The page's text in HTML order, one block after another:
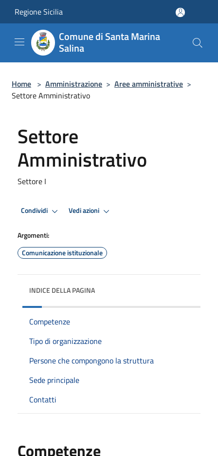
Regione Sicilia
Comune di Santa Marina
Salina
Home > Amministrazione > Aree amministrative >
Settore Amministrativo
Settore
Amministrativo
Settore I
Condividi Vedi azioni
Argomenti:
Comunicazione istituzionale
INDICE DELLA PAGINA
Competenze
Tipo di organizzazione
Persone che compongono la struttura
Sede principale
Contatti
Competenze